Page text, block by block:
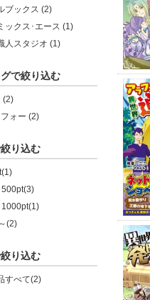
ブックス (2)
ックス･エース (1)
人スタジオ (1)
で絞り込む
(2)
ォー (2)
り込む
(2)
り込む
すべて(2)